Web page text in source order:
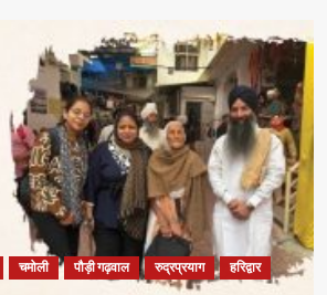
चमोली पौड़ी गढ़वाल रुद्रप्रयाग हरिद्वार